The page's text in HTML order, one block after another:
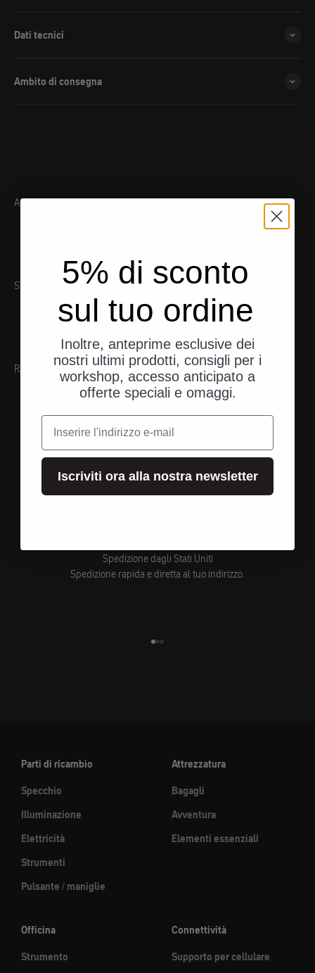
Dati tecnici
Ambito di consegna
ACCESSORI COORDINATI
STRUMENTO ADATTO
RACCOMANDAZIONI
Spedizione dagli Stati Uniti
Spedizione rapida e diretta al tuo indirizzo.
Parti di ricambio
Specchio
Illuminazione
Elettricità
Strumenti
Pulsante / maniglie
Attrezzatura
Bagagli
Avventura
Elementi essenziali
Officina
Strumento
Connettività
Supporto per cellulare
5% di sconto
sul tuo ordine
Inoltre, anteprime esclusive dei
nostri ultimi prodotti, consigli per i
workshop, accesso anticipato a
offerte speciali e omaggi.
e-mail
Iscriviti ora alla nostra newsletter